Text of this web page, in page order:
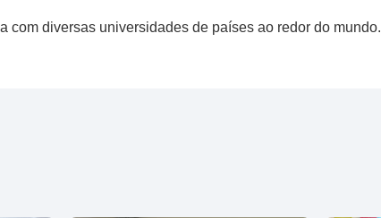
com diversas universidades de países ao redor do mundo.